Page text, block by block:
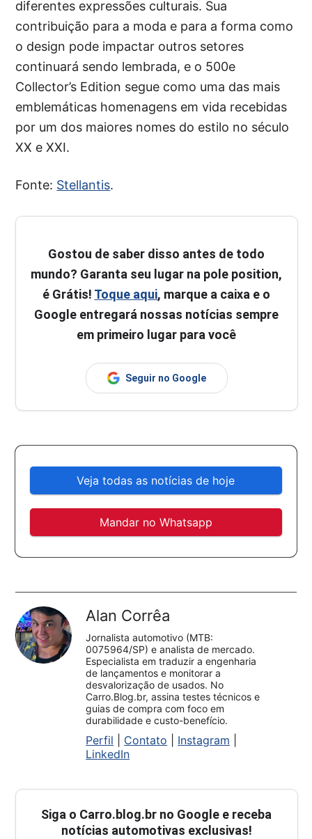
diferentes expressões culturais. Sua
contribuição para a moda e para a forma como
o design pode impactar outros setores
continuará sendo lembrada, e o 500e
Collector’s Edition segue como uma das mais
emblemáticas homenagens em vida recebidas
por um dos maiores nomes do estilo no século
XX e XXI.
Fonte: Stellantis.
Gostou de saber disso antes de todo
mundo? Garanta seu lugar na pole position,
é Grátis! Toque aqui, marque a caixa e o
Google entregará nossas notícias sempre
em primeiro lugar para você
Seguir no Google
Veja todas as notícias de hoje
Mandar no Whatsapp
Alan Corrêa
Jornalista automotivo (MTB:
0075964/SP) e analista de mercado.
Especialista em traduzir a engenharia
de lançamentos e monitorar a
desvalorização de usados. No
Carro.Blog.br, assina testes técnicos e
guias de compra com foco em
durabilidade e custo-benefício.
Perfil Contato Instagram
LinkedIn
Siga o Carro.blog.br no Google e receba
notícias automotivas exclusivas!